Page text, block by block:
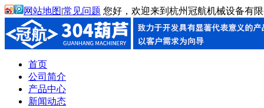
网站地图|常见问题 您好，欢迎来到杭州冠航机械设备有
首页
公司简介
产品中心
新闻动态